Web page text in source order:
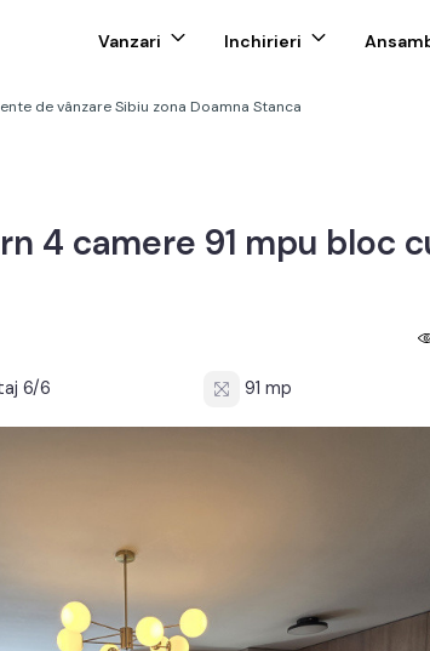
Vanzari Inchirieri
de vânzare Sibiu zona Doamna Stanca
4 camere 91 mpu bloc
6/6 91 mp